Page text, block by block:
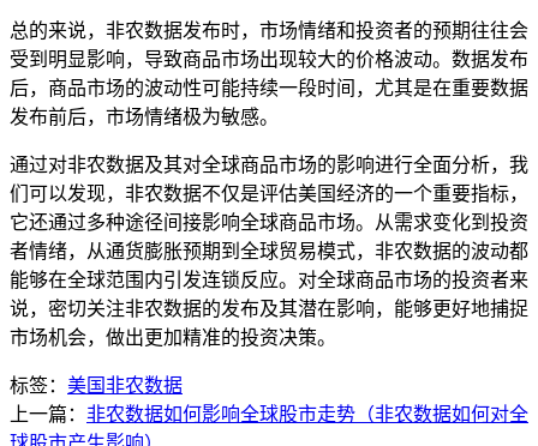
总的来说，非农数据发布时，市场情绪和投资者的预期往往会
受到明显影响，导致商品市场出现较大的价格波动。数据发布
后，商品市场的波动性可能持续一段时间，尤其是在重要数据
发布前后，市场情绪极为敏感。
通过对非农数据及其对全球商品市场的影响进行全面分析，我
们可以发现，非农数据不仅是评估美国经济的一个重要指标，
它还通过多种途径间接影响全球商品市场。从需求变化到投资
者情绪，从通货膨胀预期到全球贸易模式，非农数据的波动都
能够在全球范围内引发连锁反应。对全球商品市场的投资者来
说，密切关注非农数据的发布及其潜在影响，能够更好地捕捉
市场机会，做出更加精准的投资决策。
标签： 美国非农数据
上一篇： 非农数据如何影响全球股市走势（非农数据如何对全